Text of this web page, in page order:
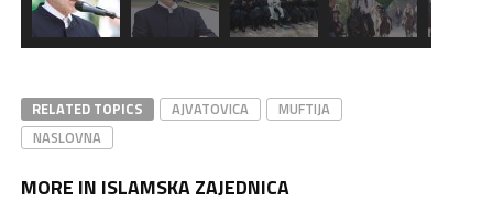
RELATED TOPICS AJVATOVICA
MUFTIJA
NASLOVNA
MORE IN ISLAMSKA ZAJEDNICA